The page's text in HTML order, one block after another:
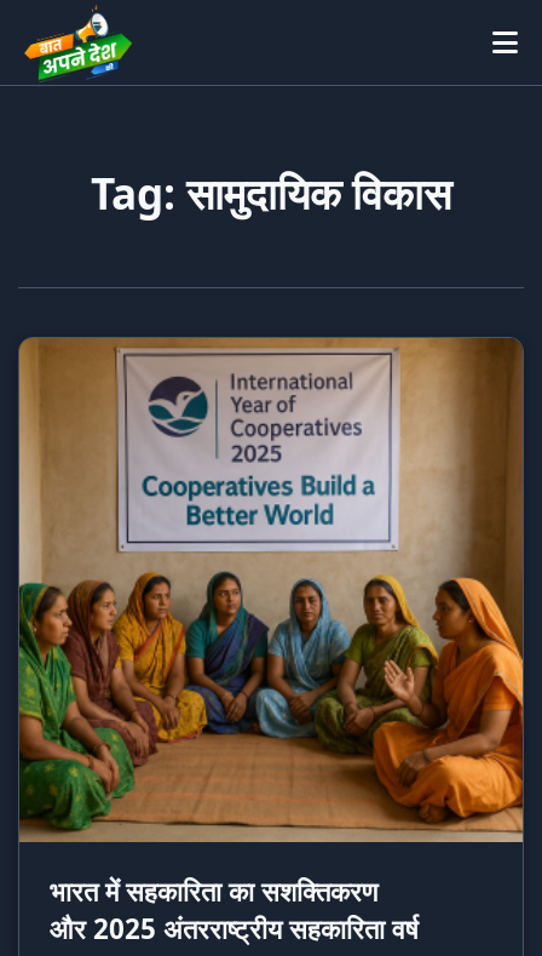
Tag: सामुदायिक विकास
भारत में सहकारिता का सशक्तिकरण
और 2025 अंतरराष्ट्रीय सहकारिता वर्ष